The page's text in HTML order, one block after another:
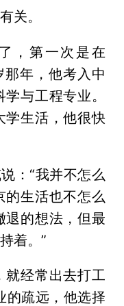
关。
，第一次是在
年，他考入中
与工程专业。
学生活，他很快
：“我并不怎么
的生活也不怎么
退的想法，但最
着。”
就经常出去打工
的疏远，他选择